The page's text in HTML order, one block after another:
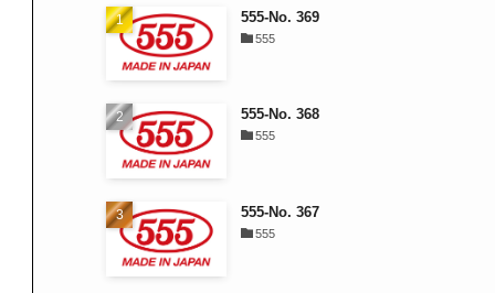
555-No. 369
555
555-No. 368
555
555-No. 367
555